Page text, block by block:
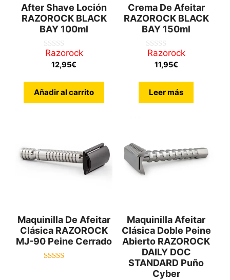
After Shave Loción
RAZOROCK BLACK
BAY 100ml
0
Razorock
12,95€
Añadir al carrito
Crema De Afeitar
RAZOROCK BLACK
BAY 150ml
0
Razorock
11,95€
Leer más
Maquinilla De Afeitar
Clásica RAZOROCK
MJ-90 Peine Cerrado
Maquinilla Afeitar
Clásica Doble Peine
Abierto RAZOROCK
DAILY DOC
STANDARD Puño
Cyber